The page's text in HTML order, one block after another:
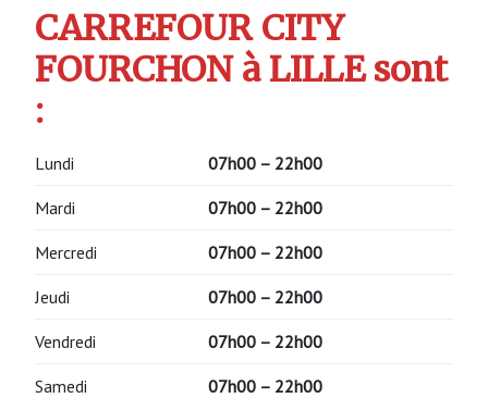
CARREFOUR CITY
FOURCHON à LILLE sont
:
Lundi 07h00 – 22h00
Mardi 07h00 – 22h00
Mercredi 07h00 – 22h00
Jeudi 07h00 – 22h00
Vendredi 07h00 – 22h00
Samedi 07h00 – 22h00